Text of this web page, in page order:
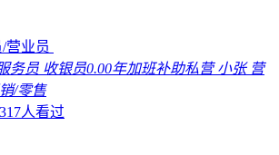
营业员
务员 收银员0.00年加班补助私营 小张 营
/零售
317人看过